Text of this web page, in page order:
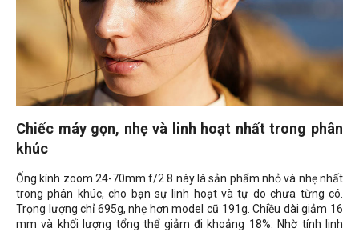
Chiếc máy gọn, nhẹ và linh hoạt nhất trong phân
khúc
Ống kính zoom 24-70mm f/2.8 này là sản phẩm nhỏ và nhẹ nhất
trong phân khúc, cho bạn sự linh hoạt và tự do chưa từng có.
Trọng lượng chỉ 695g, nhẹ hơn model cũ 191g. Chiều dài giảm 16
mm và khối lượng tổng thể giảm đi khoảng 18%. Nhờ tính linh